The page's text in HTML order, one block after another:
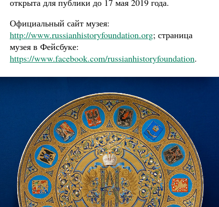
открыта для публики до 17 мая 2019 года.
Официальный сайт музея:
http://www.russianhistoryfoundation.org; страница
музея в Фейсбуке:
https://www.facebook.com/russianhistoryfoundation.